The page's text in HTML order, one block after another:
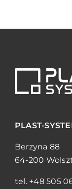
PLAST-
Berzyna 88
64-200
tel. +48 505